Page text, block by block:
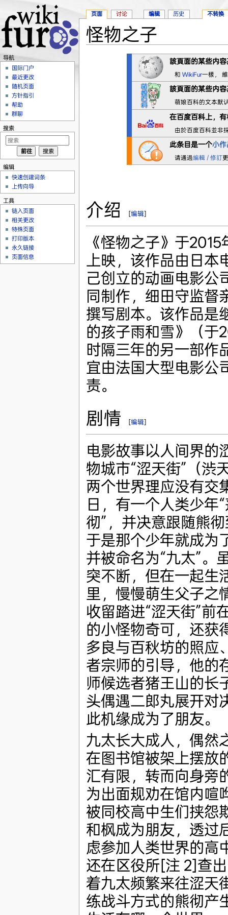
怪物之子
該頁面的某些内
和 WikiFur一樣，
該頁面的某些内
萌娘百科的文本默
在百度百科 上，
由於百度百科並非
此条目是一个小作
请通過編輯 / 修訂
介绍 [编辑]
《怪物之子》于2015
上映，该作品由日本
己创立的动画电影公
同制作，细田守监督
撰写剧本。该作品是
的孩子雨和雪》（于
时隔三年的另一部作
宜由法国大型电影公
责。
剧情 [编辑]
电影故事以人间界的
物城市“涩天街”（渋
两个世界理应没有交
日，有一个人类少年
彻”，并决意跟随熊
于是那个少年就成为
并被命名为“九太”。
突不断，但在一起生
里，慢慢萌生父子之
收留踏进“涩天街”前
的小怪物奇可，还获
多良与百秋坊的照应
者宗师的引导，他的
师候选者猪王山的长
头偶遇二郎丸展开对
此机缘成为了朋友。
九太长大成人，偶然
在图书馆被架上摆放
汇有限，转而向身旁
为出面规劝在馆内喧
被同校高中生们挟怨
和枫成为朋友，透过
虑参加人类世界的高
还在区役所[注 2]查
着九太频繁来往涩天
练战斗方式的熊彻产
页面 讨论 编辑 历史 不转换
导航
国际门户
最近更改
随机页面
方针指引
帮助
群聊
搜索
编辑
快速创建词条
上传向导
工具
链入页面
相关更改
特殊页面
打印版本
永久链接
页面信息